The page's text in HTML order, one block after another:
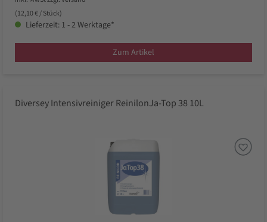
(12,10 € / Stück)
Lieferzeit: 1 - 2 Werktage*
Zum Artikel
Diversey Intensivreiniger ReinilonJa-Top 38 10L